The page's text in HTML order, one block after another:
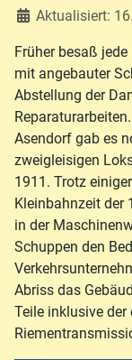
Aktualisiert:
Früher besaß
mit angebauter
Abstellung der
Asendorf gab es
zweigleisigen
1911. Trotz
Kleinbahnzeit der
in der
Schuppen den
Abriss das
Teile inklusive